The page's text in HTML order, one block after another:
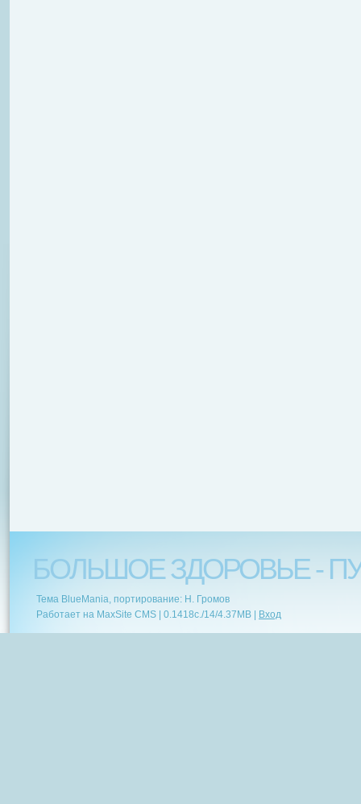
БОЛЬШОЕ ЗДОРОВЬЕ -
Тема BlueMania, портирование: Н. Громов
Работает на MaxSite CMS | 0.1418c./14/4.37MB Вход